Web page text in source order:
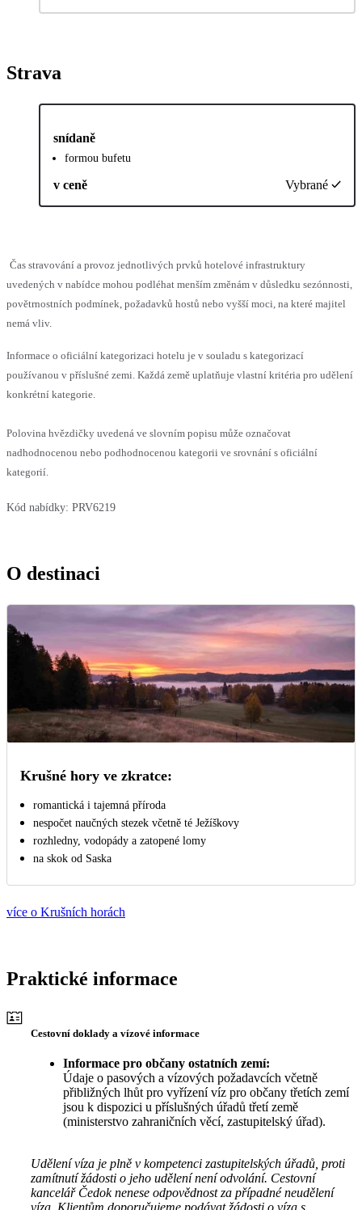
Strava
snídaně
formou bufetu
v ceně Vybrané
Čas stravování a provoz jednotlivých prvků hotelové infrastruktury
uvedených v nabídce mohou podléhat menším změnám v důsledku sezónnosti,
povětrnostních podmínek, požadavků hostů nebo vyšší moci, na které majitel
nemá vliv.
Informace o oficiální kategorizaci hotelu je v souladu s kategorizací
používanou v příslušné zemi. Každá země uplatňuje vlastní kritéria pro udělení
konkrétní kategorie.
Polovina hvězdičky uvedená ve slovním popisu může označovat
nadhodnocenou nebo podhodnocenou kategorii ve srovnání s oficiální
kategorií.
Kód nabídky: PRV6219
O destinaci
Krušné hory ve zkratce:
romantická i tajemná příroda
nespočet naučných stezek včetně té Ježíškovy
rozhledny, vodopády a zatopené lomy
na skok od Saska
více o Krušních horách
Praktické informace
Cestovní doklady a vízové informace
Informace pro občany ostatních zemí:
Údaje o pasových a vízových požadavcích včetně
přibližných lhůt pro vyřízení víz pro občany třetích zemí
jsou k dispozici u příslušných úřadů třetí země
(ministerstvo zahraničních věcí, zastupitelský úřad).
Udělení víza je plně v kompetenci zastupitelských úřadů, proti
zamítnutí žádosti o jeho udělení není odvolání. Cestovní
kancelář Čedok nenese odpovědnost za případné neudělení
víza. Klientům doporučujeme podávat žádosti o víza s